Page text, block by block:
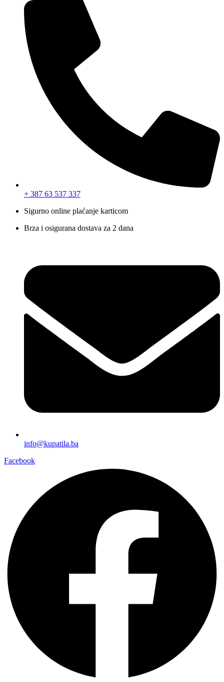
+ 387 63 537 337
Sigurno online plaćanje karticom
Brza i osigurana dostava za 2 dana
info@kupatila.ba
Facebook